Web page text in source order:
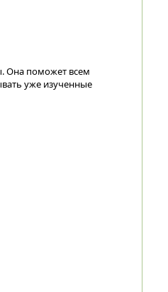
Она поможет всем
уже изученные